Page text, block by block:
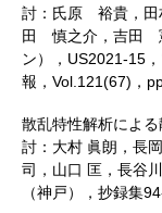
討：氏原 裕貴，
田 慎之介，吉田
ン），US2021-15
報，Vol.121(67)，
散乱特性解析によ
討：大村 眞朗，
司，山口 匡，長谷
（神戸），抄録集